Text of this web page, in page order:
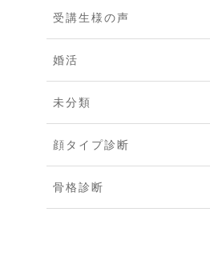
受講生様の声
婚活
未分類
顔タイプ診断
骨格診断